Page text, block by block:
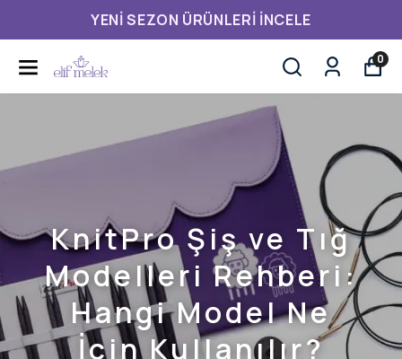
3.500,00 TL ÜZERI ÜCRETSIZ KARGO
0
KnitPro Şiş ve Tığ
Modelleri Rehberi:
Hangi Model Ne
İçin Kullanılır?